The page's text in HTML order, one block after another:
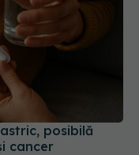
posibilă
cancer